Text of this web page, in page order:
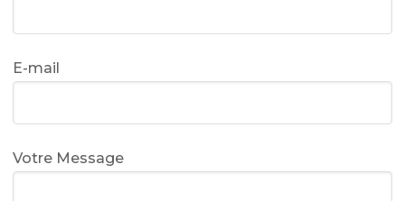
E-mail
Votre Message